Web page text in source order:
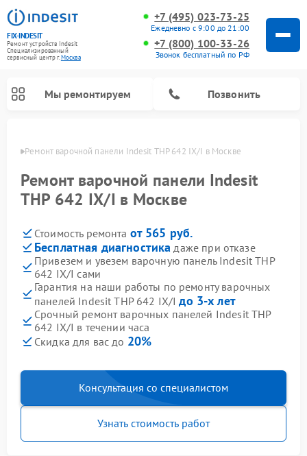
FIX-INDESIT
Ремонт устройств Indesit
Специализированный
cервисный центр г.Москва
+7 (495) 023-73-25
Ежедневно с 9:00 до 21:00
+7 (800) 100-33-26
Звонок бесплатный по РФ
Мы ремонтируем Позвонить
Ремонт варочной панели Indesit THP 642 IX/I в Москве
Ремонт варочной панели Indesit
THP 642 IX/I в Москве
Стоимость ремонта от 565 руб.
Бесплатная диагностика даже при отказе
Привезем и увезем варочную панель Indesit THP
642 IX/I сами
Гарантия на наши работы по ремонту варочных
панелей Indesit THP 642 IX/Iдо 3-х лет
Срочный ремонт варочных панелей Indesit THP
642 IX/I в течении часа
Скидка для вас до 20%
Консультация со специалистом
Узнать стоимость работ